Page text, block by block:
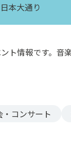
本大通り
ト情報です。
・コンサート